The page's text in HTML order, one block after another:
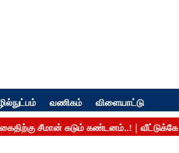
வணிகம் விளையாட்டு